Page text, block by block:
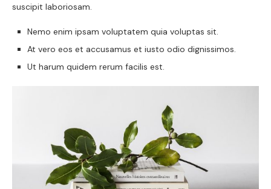
suscipit laboriosam.
Nemo enim ipsam voluptatem quia voluptas sit.
At vero eos et accusamus et iusto odio dignissimos.
Ut harum quidem rerum facilis est.